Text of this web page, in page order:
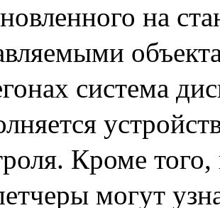
на
система
Кроме
могут